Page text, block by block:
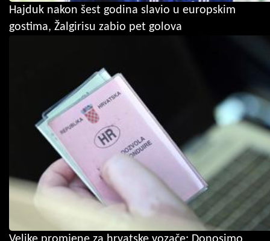
Hajduk nakon šest godina slavio u europskim
gostima, Žalgirisu zabio pet golova